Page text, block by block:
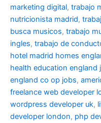
marketing digital, trabajo
nutricionista madrid,
busca musicos, trabajo
ingles, trabajo de
hotel madrid homes
health education england
england co op jobs,
freelance web developer
wordpress developer uk,
developer london, php